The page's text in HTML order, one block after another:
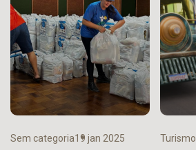
Sem categoria19 jan 2025 Turismo